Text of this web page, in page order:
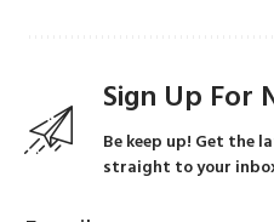
Sign Up For
Be keep up! Get the
straight to your